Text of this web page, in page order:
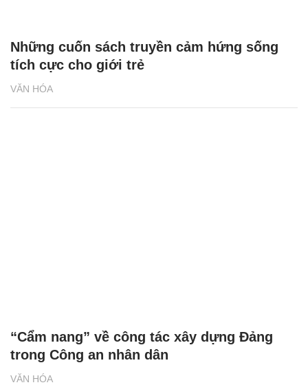
VĂN HÓA
Những cuốn sách truyền cảm hứng sống
tích cực cho giới trẻ
VĂN HÓA
“Cẩm nang” về công tác xây dựng Đảng
trong Công an nhân dân